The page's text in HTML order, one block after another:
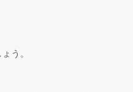
う。